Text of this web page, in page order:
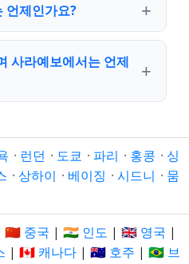
언제인가요?
사라예보에서는 언제
· 런던 · 도쿄 · 파리 · 홍콩 · 싱
· 상하이 · 베이징 · 시드니 · 뭄
🇨🇳 중국 | 🇮🇳 인도 | 🇬🇧 영국 |
| 🇨🇦 캐나다 | 🇦🇺 호주 | 🇧🇷 브